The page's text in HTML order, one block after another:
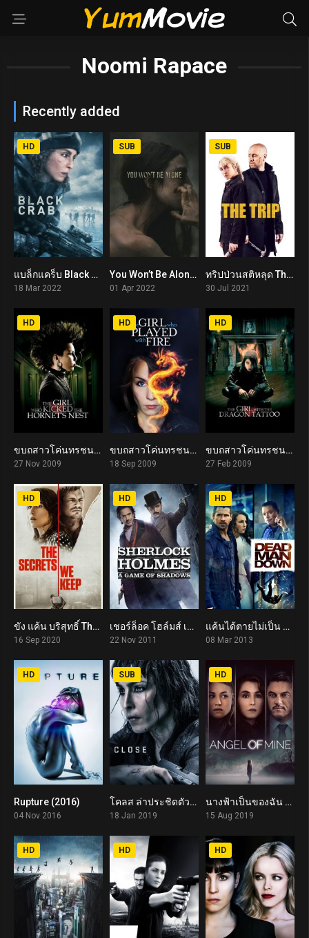
Noomi Rapace
Recently added
5.7
HD
แบล็กแคร็บ Black Crab (2022)
18 Mar 2022
6.4
SUB
You Won’t Be Alone (2022)
01 Apr 2022
7.5
SUB
ทริปป่วนสติหลุด The Trip (2021)
30 Jul 2021
7.3
HD
ขบถสาวโค่นทรชน ปิดบัญชีคลั่ง The Girl Who Kicked the Hornet’s Nest (2009)
27 Nov 2009
7.2
HD
ขบถสาวโค่นทรชน โหมไฟสังหาร The Girl Who Played with Fire (2009)
18 Sep 2009
7.8
HD
ขบถสาวโค่นทรชน: รอยสักฝังแค้น The Girl with the Dragon Tattoo (2009)
27 Feb 2009
5.8
HD
ขัง แค้น บริสุทธิ์ The Secrets We Keep (2020)
16 Sep 2020
7.5
HD
เชอร์ล็อค โฮล์มส์ เกมพญายมเงามรณะ Sherlock Holmes: A Game of Shadows (2011)
22 Nov 2011
6.5
HD
แค้นได้ตายไม่เป็น Dead Man Down (2013)
08 Mar 2013
HD
Rupture (2016)
04 Nov 2016
5.7
SUB
โคลส ล่าประชิดตัว Close (2019)
18 Jan 2019
6.4
HD
นางฟ้าเป็นของฉัน Angel of Mine (2019)
15 Aug 2019
HD HD HD